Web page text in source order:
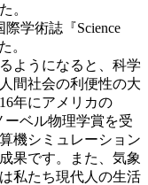
。
学術誌『Science
。
ようになると、科学
間社会の利便性の大
年にアメリカの
ーベル物理学賞を受
機シミュレーション
果です。また、気象
私たち現代人の生活